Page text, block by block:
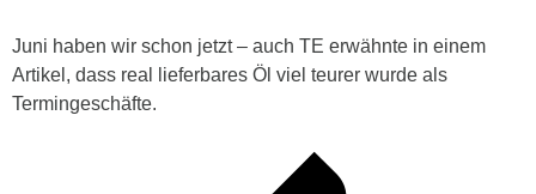
Juni haben wir schon jetzt – auch TE erwähnte in einem
Artikel, dass real lieferbares Öl viel teurer wurde als
Termingeschäfte.